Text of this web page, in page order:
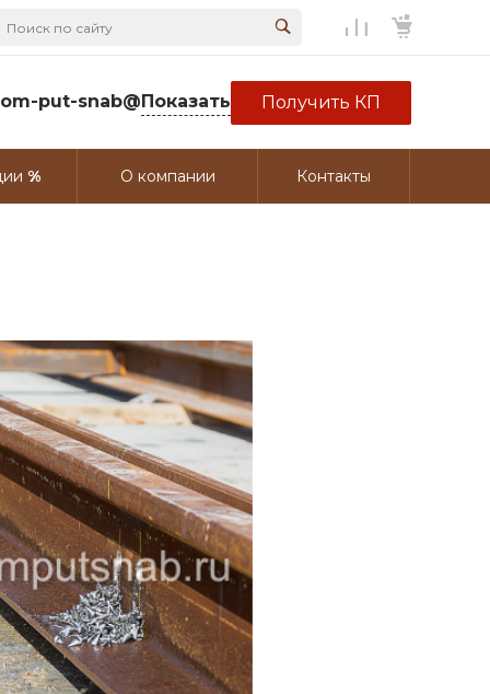
put-snab@Показать Получить КП
О компании Контакты